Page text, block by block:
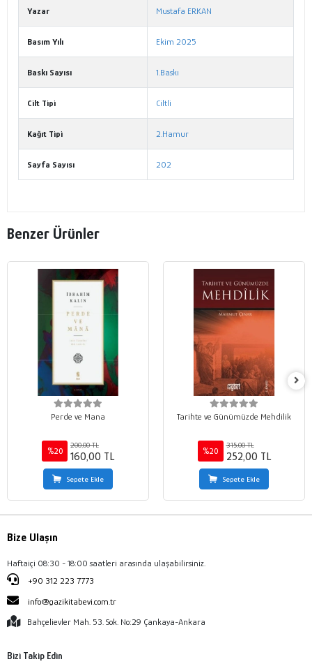
Yazar Mustafa ERKAN
Basım Yılı Ekim 2025
Baskı Sayısı 1.Baskı
Cilt Tipi Ciltli
Kağıt Tipi 2.Hamur
Sayfa Sayısı 202
Benzer Ürünler
Perde ve Mana
%20
200,00 TL
160,00 TL
Sepete Ekle
Tarihte ve Günümüzde Mehdilik
%20
315,00 TL
252,00 TL
Sepete Ekle
Bize Ulaşın
Haftaiçi 08:30 - 18:00 saatleri arasında ulaşabilirsiniz.
+90 312 223 7773
info@gazikitabevi.com.tr
Bahçelievler Mah. 53. Sok. No:29 Çankaya-Ankara
Bizi Takip Edin